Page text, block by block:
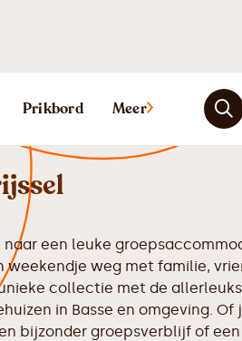
Prikbord Meer
naar een leuke
weekendje weg met familie,
collectie met de
in Basse en omgeving.
bijzonder groepsverblijf of